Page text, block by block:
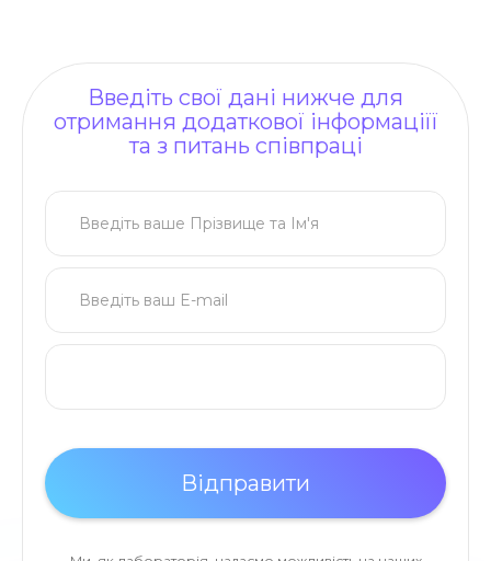
Введіть свої дані нижче для
отримання додаткової інформаціїї
та з питань співпраці